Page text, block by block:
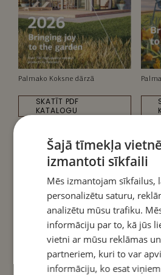
Palmako Koksne dārzā
SKATĪT PDF
KATALOGU
Šajā tīmekļa
izmantoti sīkfaili
Mēs izmantojam sīkfailus,
personalizētu saturu,
analizētu mūsu trafiku.
informāciju par to, kā jūs
vietni ar mūsu reklāmas
partneriem, kuri to var
informāciju, ko esat